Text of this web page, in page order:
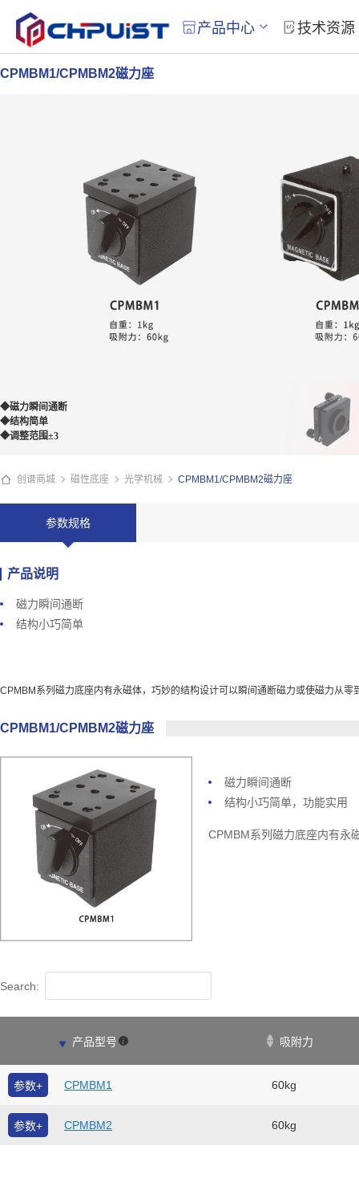
产品中心 技术资源
CPMBM1/CPMBM2磁力座
◆磁力瞬间通断
◆结构简单
◆调整范围±3
创谱商城 磁性底座 光学机械 CPMBM1/CPMBM2磁力座
参数规格
产品说明
磁力瞬间通断
结构小巧简单
CPMBM系列磁力底座内有永磁体，巧妙的结构设计可以瞬间通断磁力或使磁力从
CPMBM1/CPMBM2磁力座
磁力瞬间通断
结构小巧简单，功能实用
CPMBM系列磁力底座内有永
Search:
产品型号 吸附力
参数+ CPMBM1 60kg
参数+ CPMBM2 60kg